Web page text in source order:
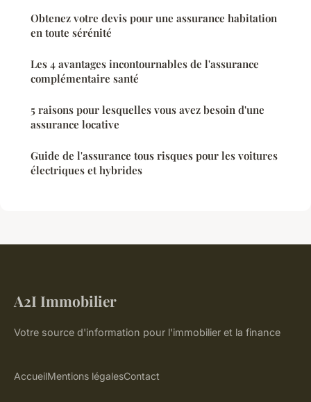
Obtenez votre devis pour une assurance habitation
en toute sérénité
Les 4 avantages incontournables de l'assurance
complémentaire santé
5 raisons pour lesquelles vous avez besoin d'une
assurance locative
Guide de l'assurance tous risques pour les voitures
électriques et hybrides
A2I Immobilier
Votre source d'information pour l'immobilier et la finance
AccueilMentions légalesContact